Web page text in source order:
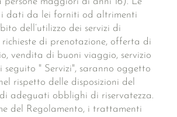
i dati da lei forniti od altrimenti
dell’utilizzo dei servizi di
richieste di prenotazione, offerta di
vendita di buoni viaggio, servizio
seguito " Servizi", saranno oggetto
rispetto delle disposizioni del
adeguati obblighi di riservatezza.
del Regolamento, i trattamenti